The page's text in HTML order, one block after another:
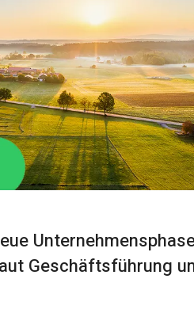
Geschäftsführung